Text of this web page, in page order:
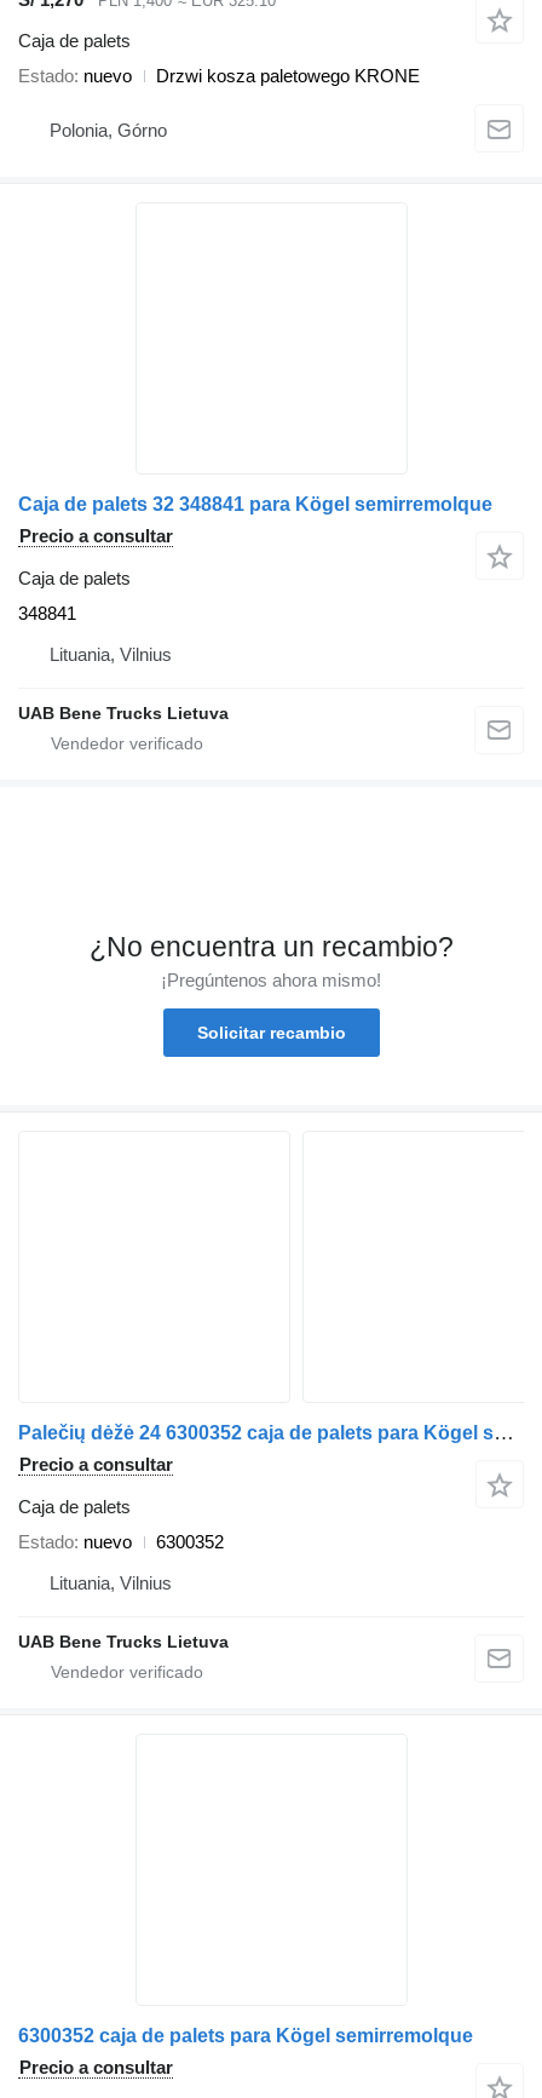
Caja de palets
Estado nuevo Drzwi kosza paletowego KRONE
Polonia, Górno
Caja de palets 32 348841 para Kögel semirremolque
Precio a consultar
Caja de palets
348841
Lituania, Vilnius
UAB Bene Trucks Lietuva
¿No encuentra un recambio?
¡Pregúntenos ahora mismo!
Solicitar recambio
Palečių dėžė 24 6300352 caja de palets para Kögel semirremolque
Precio a consultar
Caja de palets
Estado nuevo
6300352
Lituania, Vilnius
UAB Bene Trucks Lietuva
6300352 caja de palets para Kögel semirremolque
Precio a consultar